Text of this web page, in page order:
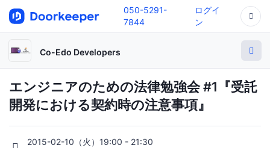
050-5291-
7844
ログイ
ン
Co-Edo Developers
エンジニアのための法律勉強会 #1『受託
開発における契約時の注意事項』
2015-02-10（火）19:00 - 21:30